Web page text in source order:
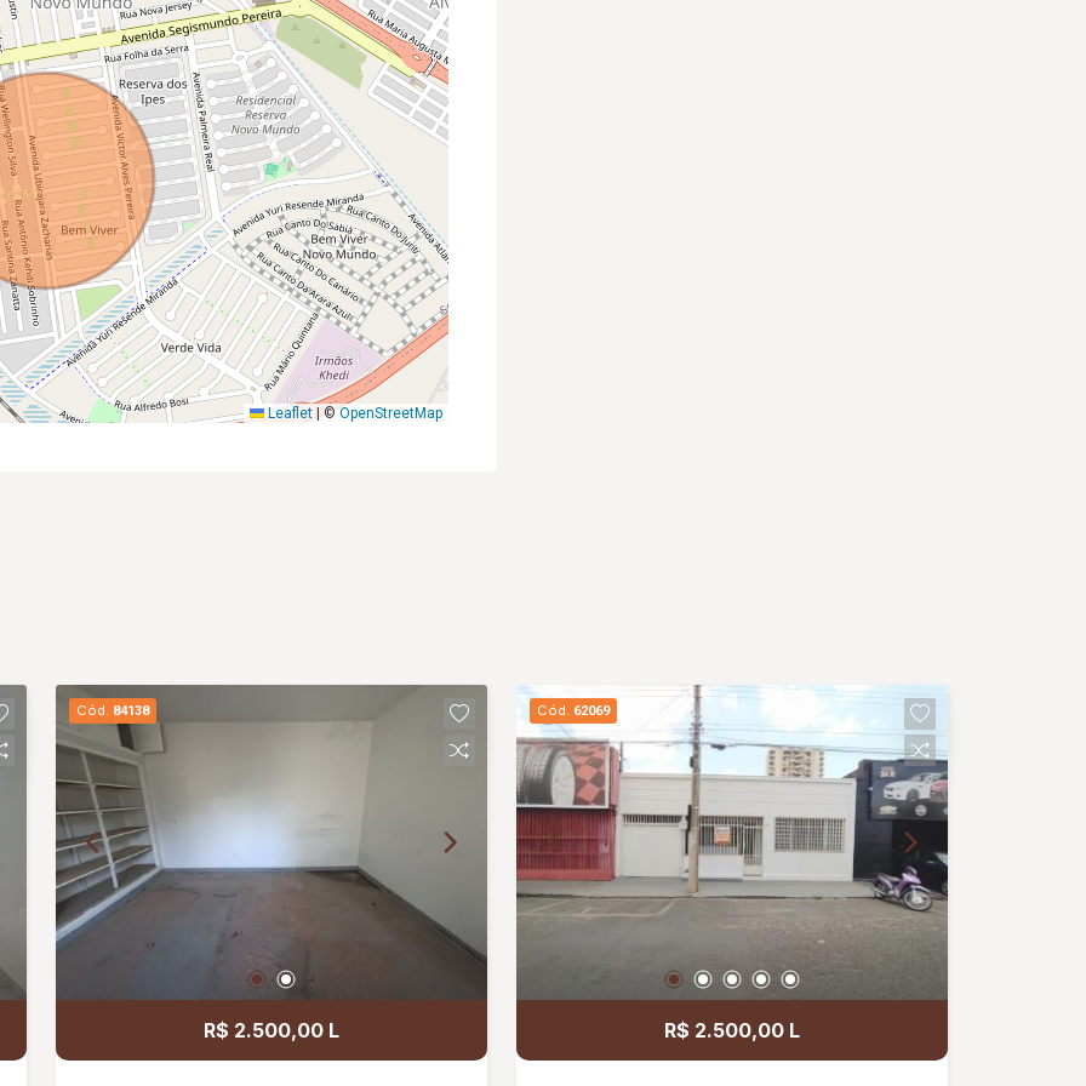
Leaflet |©OpenStreetMap
Cód. 84138
R$ 2.500,00 L
Cód. 62069
R$ 2.500,00 L